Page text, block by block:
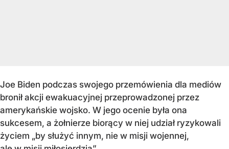
Joe Biden podczas swojego przemówienia dla mediów
bronił akcji ewakuacyjnej przeprowadzonej przez
amerykańskie wojsko. W jego ocenie była ona
sukcesem, a żołnierze biorący w niej udział ryzykowali
życiem „by służyć innym, nie w misji wojennej,